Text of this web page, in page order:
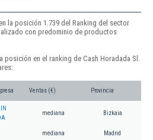
la posición 1.739 del Ranking del sector
con predominio de productos
en el ranking de Cash Horadada Sl.
Ventas (€) Provincia
mediana Bizkaia
mediana Madrid